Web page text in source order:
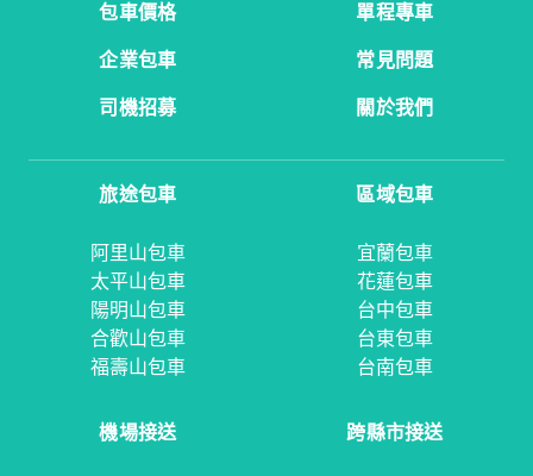
包車價格
單程專車
企業包車
常見問題
司機招募
關於我們
旅途包車
阿里山包車
太平山包車
陽明山包車
合歡山包車
福壽山包車
區域包車
宜蘭包車
花蓮包車
台中包車
台東包車
台南包車
機場接送 跨縣市接送